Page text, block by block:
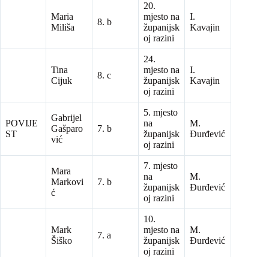
Maria
Miliša
8. b
20.
mjesto na
županijsk
oj razini
I.
Kavajin
Tina
Cijuk
8. c
24.
mjesto na
županijsk
oj razini
I.
Kavajin
POVIJE
ST
Gabrijel
Gašparo
vić
7. b
5. mjesto
na
županijsk
oj razini
M.
Đurđević
Mara
Markovi
ć
7. b
7. mjesto
na
županijsk
oj razini
M.
Đurđević
Mark
Šiško
7. a
10.
mjesto na
županijsk
oj razini
M.
Đurđević